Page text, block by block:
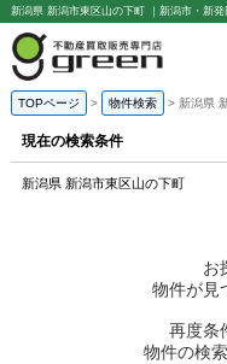
新潟県 新潟市東区山の下町 ｜新潟市・新
TOPページ 物件検索 新潟県
現在の検索条件
新潟県 新潟市東区山の下町
お
物件が見
再度条
物件の検